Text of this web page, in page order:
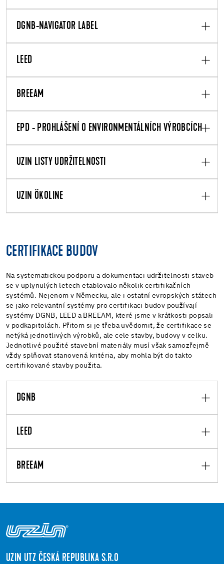
DGNB-NAVIGATOR LABEL
LEED
BREEAM
EPD - PROHLÁŠENÍ O ENVIRONMENTÁLNÍCH VÝROBCÍCH
UZIN LISTY UDRŽITELNOSTI
UZIN ÖKOLINE
CERTIFIKACE BUDOV
Na systematickou podporu a dokumentaci udržitelnosti staveb
se v uplynulých letech etablovalo několik certifikačních
systémů. Nejenom v Německu, ale i ostatní evropských státech
se jako relevantní systémy pro certifikaci budov používají
systémy DGNB, LEED a BREEAM, které jsme v krátkosti popsali
v podkapitolách. Přitom si je třeba uvědomit, že certifikace se
netýká jednotlivých výrobků, ale cele stavby, budovy v celku.
Jednotlivé použité stavební materiály musí však samozřejmě
vždy splňovat stanovená kritéria, aby mohla být do takto
certifikované stavby použita.
DGNB
LEED
BREEAM
UZIN UTZ ČESKÁ REPUBLIKA S.R.O